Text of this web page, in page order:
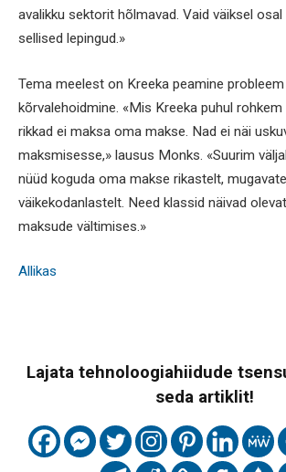
avalikku sektorit hõlmavad. Vaid väiksel
sellised lepingud.»
Tema meelest on Kreeka peamine
kõrvalehoidmine. «Mis Kreeka puhul
rikkad ei maksa oma makse. Nad ei näi
maksmisesse,» lausus Monks. «Suurim
nüüd koguda oma makse rikastelt,
väikekodanlastelt. Need klassid näivad
maksude vältimises.»
Allikas
Lajata tehnoloogiahiidude
seda artiklit!